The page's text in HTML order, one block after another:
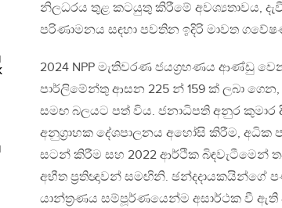
නිලධරය තුළ කටයුතු කිරීමේ අවශ්‍යතාවය,
පරිණාමනය සඳහා පවතින ඉදිරි මාවත
2024 NPP මැතිවරණ ජයග්‍රහණය ආණ්ඩු
පාර්ලිමේන්තු ආසන 225 න් 159 ක් ලබා
සමඟ බලයට පත් විය. ජනාධිපති අනුර
අනුග්‍රාහක දේශපාලනය අහෝසි කිරීම, අධික
සටන් කිරීම සහ 2022 ආර්ථික බිඳවැටීමෙන්
අභීත ප්‍රතිඥාවන් සමඟිනි. ඡන්දදායකයින්ගේ
යාන්ත්‍රණය සම්පූර්ණයෙන්ම අසාර්ථක වී ඇති